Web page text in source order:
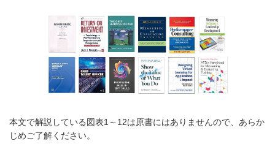
本文で解説している図表1～12は原書にはありませんので、あらか
じめご了解ください。